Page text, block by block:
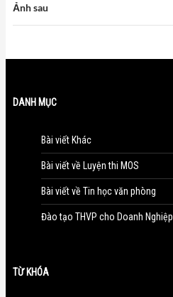
Ảnh sau
DANH MỤC
Bài viết Khác
Bài viết về Luyện thi MOS
Bài viết về Tin học văn phòng
Đào tạo THVP cho Doanh Nghiệp
TỪ KHÓA